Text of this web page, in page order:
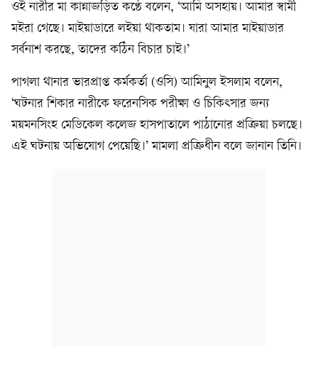
ওই নারীর মা কান্নাজড়িত কণ্ঠে বলেন, ‘আমি অসহায়। আমার স্বামী
মইরা গেছে। মাইয়াডারে লইয়া থাকতাম। যারা আমার মাইয়াডার
সর্বনাশ করছে, তাদের কঠিন বিচার চাই।’
পাগলা থানার ভারপ্রাপ্ত কর্মকর্তা (ওসি) আমিনুল ইসলাম বলেন,
‘ঘটনার শিকার নারীকে ফরেনসিক পরীক্ষা ও চিকিৎসার জন্য
ময়মনসিংহ মেডিকেল কলেজ হাসপাতালে পাঠানোর প্রক্রিয়া চলছে।
এই ঘটনায় অভিযোগ পেয়েছি।’ মামলা প্রক্রিধীন বলে জানান তিনি।